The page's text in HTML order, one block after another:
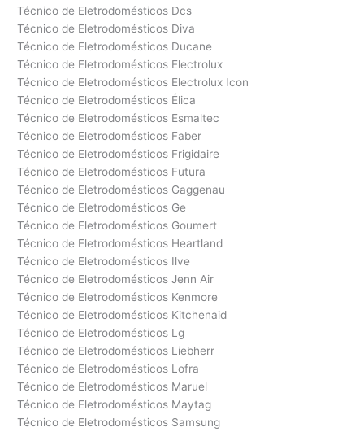
Técnico de Eletrodomésticos Dcs
Técnico de Eletrodomésticos Diva
Técnico de Eletrodomésticos Ducane
Técnico de Eletrodomésticos Electrolux
Técnico de Eletrodomésticos Electrolux Icon
Técnico de Eletrodomésticos Élica
Técnico de Eletrodomésticos Esmaltec
Técnico de Eletrodomésticos Faber
Técnico de Eletrodomésticos Frigidaire
Técnico de Eletrodomésticos Futura
Técnico de Eletrodomésticos Gaggenau
Técnico de Eletrodomésticos Ge
Técnico de Eletrodomésticos Goumert
Técnico de Eletrodomésticos Heartland
Técnico de Eletrodomésticos Ilve
Técnico de Eletrodomésticos Jenn Air
Técnico de Eletrodomésticos Kenmore
Técnico de Eletrodomésticos Kitchenaid
Técnico de Eletrodomésticos Lg
Técnico de Eletrodomésticos Liebherr
Técnico de Eletrodomésticos Lofra
Técnico de Eletrodomésticos Maruel
Técnico de Eletrodomésticos Maytag
Técnico de Eletrodomésticos Samsung